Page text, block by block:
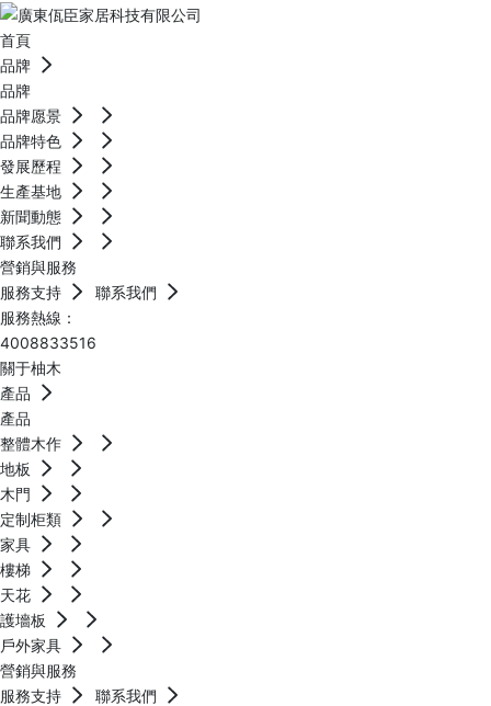
首頁
品牌
品牌
品牌愿景
品牌特色
發展歷程
生產基地
新聞動態
聯系我們
營銷與服務
服務支持
聯系我們
服務熱線：
4008833516
關于柚木
產品
產品
整體木作
地板
木門
定制柜類
家具
樓梯
天花
護墻板
戶外家具
營銷與服務
服務支持
聯系我們